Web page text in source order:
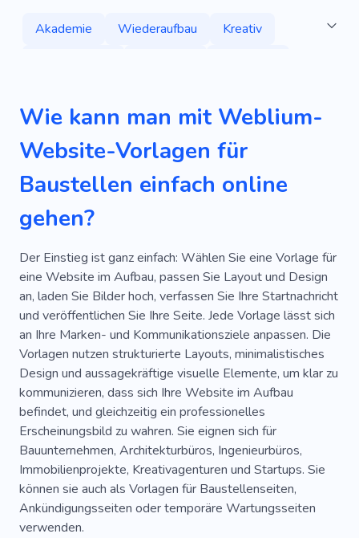
Akademie Wiederaufbau
Kreativ
Außen
Arbeiten
Baumschnitt
Innenarchitektur
Unternehmen
Großartig
Beliebt Cool
Mobile
SEO
Einfach
Maschinenbau
Architektur
Erfahrung
Eigentum
Stilvoll Planung
Markise
Wiederherstellung
Akademie
Immobilienentwicklung
Windmühle
Aufzug
Projektmanagement
Dach
Geometrie
Eigentumsfälle
Installation Von Rollrasen
Wolkenkratzer
Stahl
Glasfaser Eisen
Haus
Inspiration
Architekt
Chakra
Wie kann man mit Weblium-
Website-Vorlagen für
Baustellen einfach online
gehen?
Der Einstieg ist ganz einfach: Wählen Sie eine Vorlage für
eine Website im Aufbau, passen Sie Layout und Design
an, laden Sie Bilder hoch, verfassen Sie Ihre Startnachricht
und veröffentlichen Sie Ihre Seite. Jede Vorlage lässt sich
an Ihre Marken- und Kommunikationsziele anpassen. Die
Vorlagen nutzen strukturierte Layouts, minimalistisches
Design und aussagekräftige visuelle Elemente, um klar zu
kommunizieren, dass sich Ihre Website im Aufbau
befindet, und gleichzeitig ein professionelles
Erscheinungsbild zu wahren. Sie eignen sich für
Bauunternehmen, Architekturbüros, Ingenieurbüros,
Immobilienprojekte, Kreativagenturen und Startups. Sie
können sie auch als Vorlagen für Baustellenseiten,
Ankündigungsseiten oder temporäre Wartungsseiten
verwenden.